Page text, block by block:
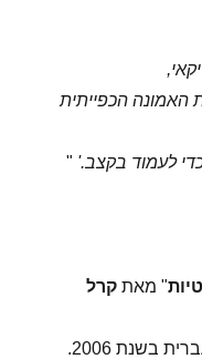
האמונה הכפייתית
לעמוד בקצב.' "
" מאתקרל